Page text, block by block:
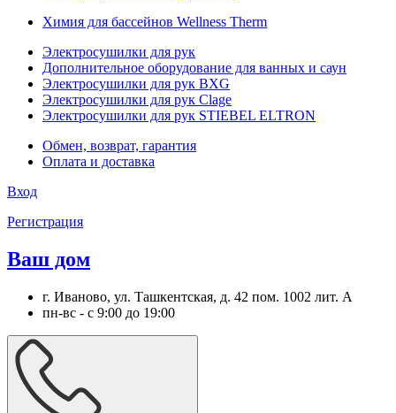
Химия для бассейнов Wellness Therm
Электросушилки для рук
Дополнительное оборудование для ванных и саун
Электросушилки для рук BXG
Электросушилки для рук Clage
Электросушилки для рук STIEBEL ELTRON
Обмен, возврат, гарантия
Оплата и доставка
Вход
Регистрация
Ваш дом
г. Иваново, ул. Ташкентская, д. 42 пом. 1002 лит. А
пн-вс - с 9:00 до 19:00